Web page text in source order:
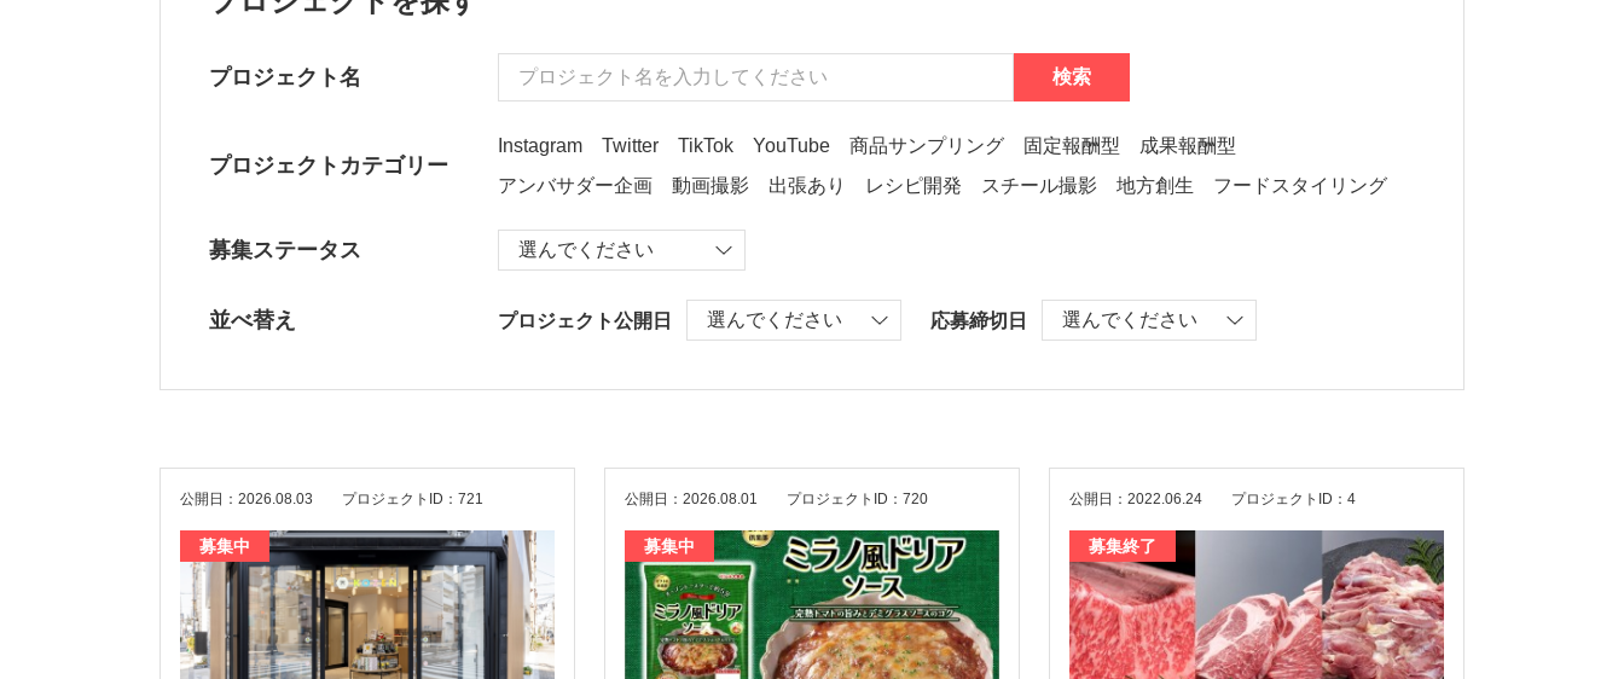
プロジェクト名 検索
プロジェクトカテゴリー
Instagram Twitter TikTok YouTube 商品サンプリング 固定報酬型
成果報酬型
アンバサダー企画
動画撮影 出張あり レシピ開発 スチール撮影 地方創生 フードスタイリング
募集ステータス
並べ替え プロジェクト公開日 応募締切日
公開日：2026.08.03 プロジェクトID：721
募集中
公開日：2026.08.01 プロジェクトID：720
募集中
公開日：2022.06.24 プロジェクトID：4
募集終了